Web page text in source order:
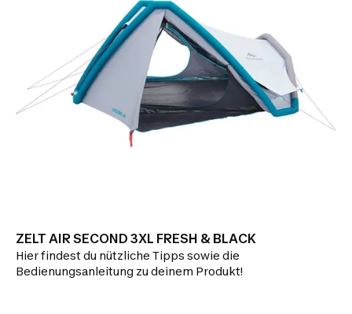
ZELT AIR SECOND 3XL FRESH & BLACK
Hier findest du nützliche Tipps sowie die
Bedienungsanleitung zu deinem Produkt!